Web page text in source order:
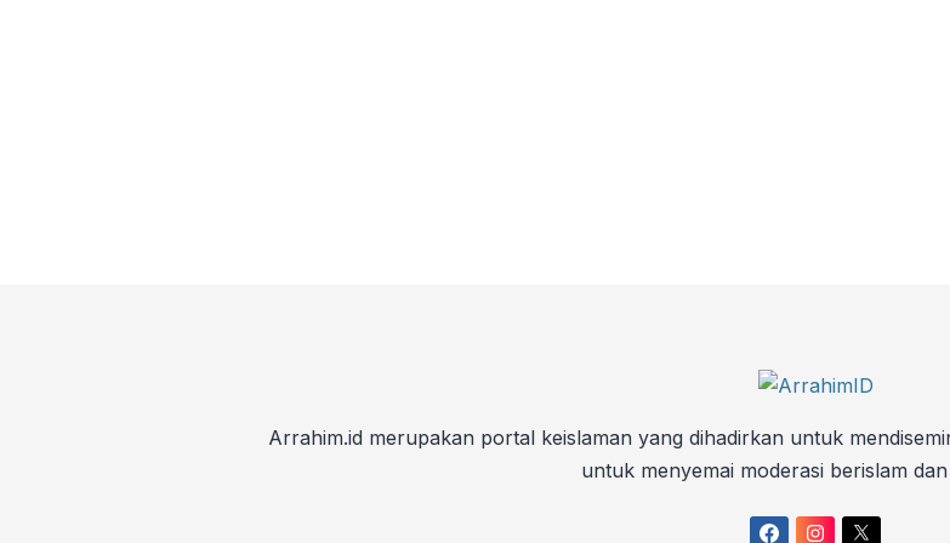
Arrahim.id merupakan portal keislaman yang dihadirkan untuk
untuk menyemai moderasi berislam